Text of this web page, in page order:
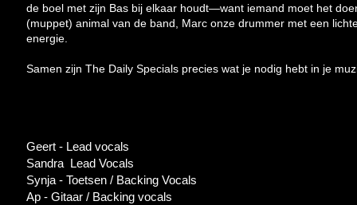
de boel met zijn Bas bij elkaar houdt—want iemand moet het
(muppet) animal van de band, Marc onze drummer met een
energie.
Samen zijn The Daily Specials precies wat je nodig hebt in je
Geert - Lead vocals
Sandra Lead Vocals
Synja - Toetsen / Backing Vocals
Ap - Gitaar / Backing vocals